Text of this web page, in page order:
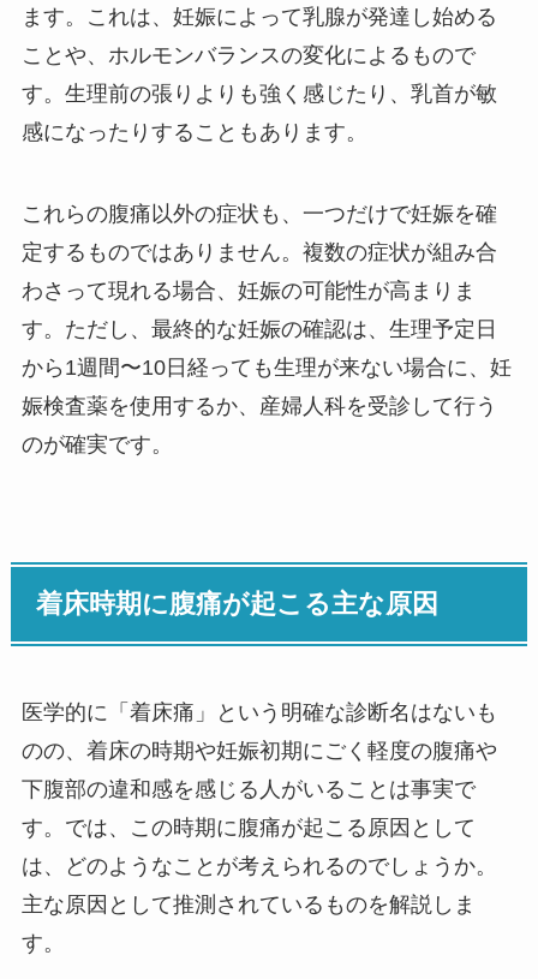
ます。これは、妊娠によって乳腺が発達し始める
ことや、ホルモンバランスの変化によるもので
す。生理前の張りよりも強く感じたり、乳首が敏
感になったりすることもあります。
これらの腹痛以外の症状も、一つだけで妊娠を確
定するものではありません。複数の症状が組み合
わさって現れる場合、妊娠の可能性が高まりま
す。ただし、最終的な妊娠の確認は、生理予定日
から1週間〜10日経っても生理が来ない場合に、妊
娠検査薬を使用するか、産婦人科を受診して行う
のが確実です。
着床時期に腹痛が起こる主な原因
医学的に「着床痛」という明確な診断名はないも
のの、着床の時期や妊娠初期にごく軽度の腹痛や
下腹部の違和感を感じる人がいることは事実で
す。では、この時期に腹痛が起こる原因として
は、どのようなことが考えられるのでしょうか。
主な原因として推測されているものを解説しま
す。